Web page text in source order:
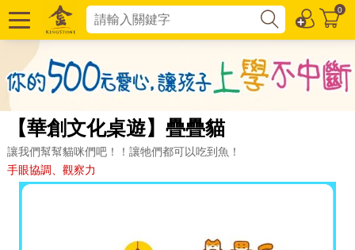
0
【華創文化桌遊】疊疊貓
讓我們幫幫貓咪們吧！！讓牠們都可以吃到魚！
手眼協調、觀察力